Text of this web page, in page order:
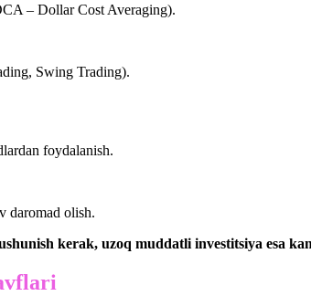
– Dollar Cost Averaging).
Swing Trading).
foydalanish.
daromad olish.
kerak, uzoq muddatli investitsiya esa